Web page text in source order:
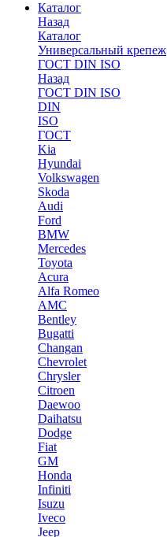
Каталог
Назад
Каталог
Универсальный крепеж
ГОСТ DIN ISO
Назад
ГОСТ DIN ISO
DIN
ISO
ГОСТ
Kia
Hyundai
Volkswagen
Skoda
Audi
Ford
BMW
Mercedes
Toyota
Acura
Alfa Romeo
AMC
Bentley
Bugatti
Changan
Chevrolet
Chrysler
Citroen
Daewoo
Daihatsu
Dodge
Fiat
GM
Honda
Infiniti
Isuzu
Iveco
Jeep